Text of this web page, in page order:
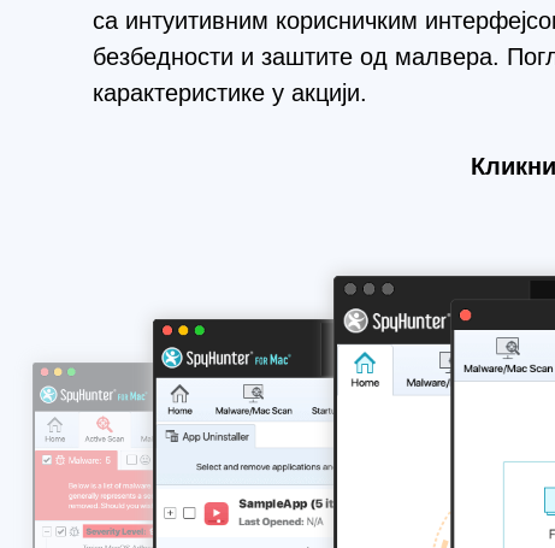
са интуитивним корисничким
безбедности и заштите од малвера.
карактеристике у акцији.